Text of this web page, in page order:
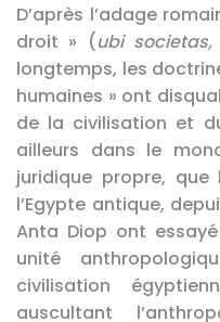
D’après l’adage
droit » (ubi
longtemps, les
humaines » ont
de la civilisation et
ailleurs dans le
juridique propre, que
l’Egypte antique,
Anta Diop ont
unité
civilisation
auscultant